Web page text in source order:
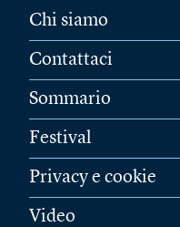
Chi siamo
Contattaci
Sommario
Festival
Privacy e cookie
Video